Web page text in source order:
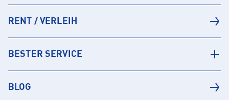
RENT / VERLEIH
BESTER SERVICE
BLOG